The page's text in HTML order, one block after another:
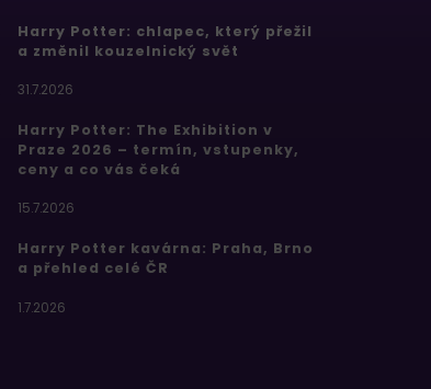
Harry Potter: chlapec, který přežil
a změnil kouzelnický svět
31.7.2026
Harry Potter: The Exhibition v
Praze 2026 – termín, vstupenky,
ceny a co vás čeká
15.7.2026
Harry Potter kavárna: Praha, Brno
a přehled celé ČR
1.7.2026